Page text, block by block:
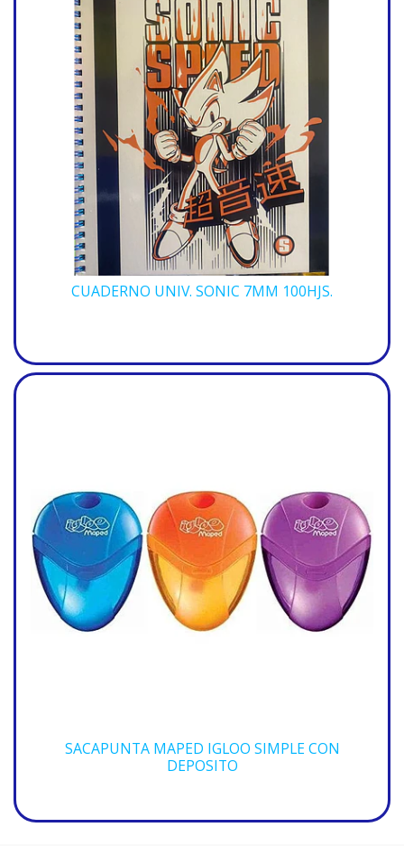
CUADERNO UNIV. SONIC 7MM 100HJS.
SACAPUNTA MAPED IGLOO SIMPLE CON
DEPOSITO